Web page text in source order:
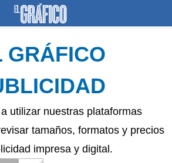
GRÁFICO
utilizar nuestras plataformas
tamaños, formatos y precios
impresa y digital.